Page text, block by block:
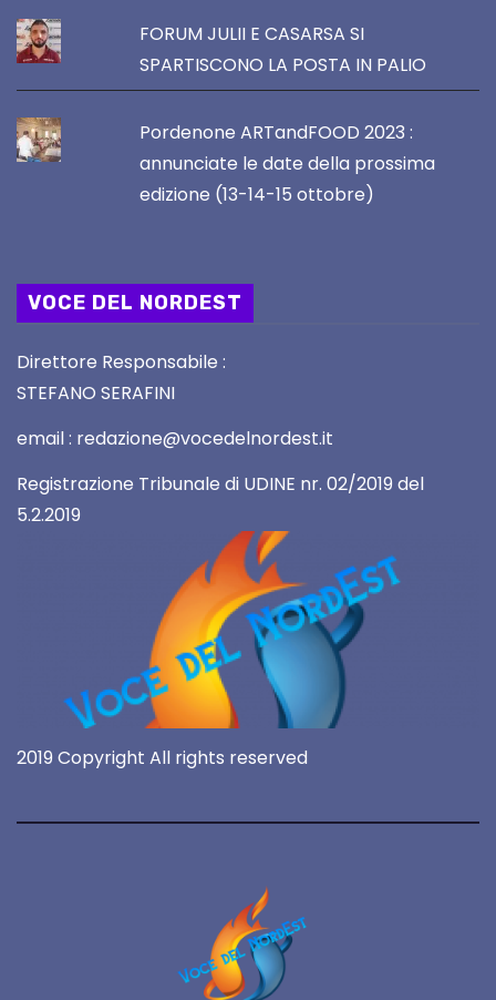
FORUM JULII E CASARSA SI
SPARTISCONO LA POSTA IN PALIO
Pordenone ARTandFOOD 2023 :
annunciate le date della prossima
edizione (13-14-15 ottobre)
VOCE DEL NORDEST
Direttore Responsabile :
STEFANO SERAFINI
email : redazione@vocedelnordest.it
Registrazione Tribunale di UDINE nr. 02/2019 del
5.2.2019
2019 Copyright All rights reserved